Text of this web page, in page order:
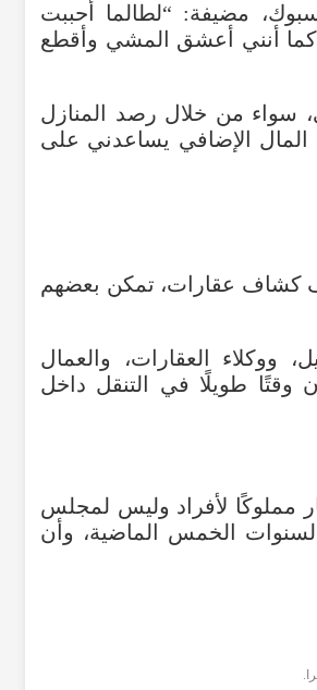
، مضيفة: “لطالما
أحببت
كما أنني أعشق المشي وأقطع
، سواء من خلال رصد
المنازل
المال الإضافي يساعدني على
كشاف عقارات، تمكن بعضهم
، ووكلاء العقارات، والعمال
وقتًا طويلًا في التنقل داخل
مملوكًا لأفراد وليس لمجلس
السنوات الخمس الماضية، وأن